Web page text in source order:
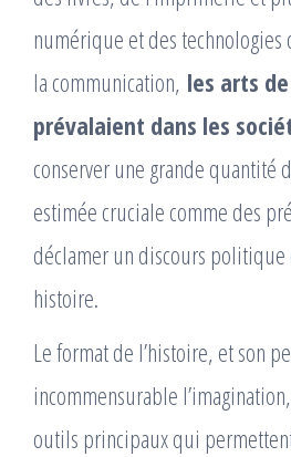
numérique et des technologies
la communication, les arts
prévalaient dans les
conserver une grande quantité
estimée cruciale comme des
déclamer un discours politique
histoire.
Le format de l’histoire, et son
incommensurable
outils principaux qui